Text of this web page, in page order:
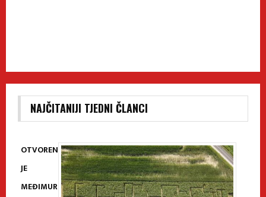
NAJČITANIJI TJEDNI ČLANCI
OTVOREN
JE
MEĐIMUR